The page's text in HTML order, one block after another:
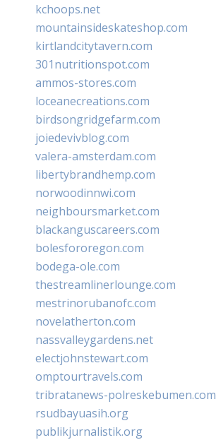
kchoops.net
mountainsideskateshop.com
kirtlandcitytavern.com
301nutritionspot.com
ammos-stores.com
loceanecreations.com
birdsongridgefarm.com
joiedevivblog.com
valera-amsterdam.com
libertybrandhemp.com
norwoodinnwi.com
neighboursmarket.com
blackanguscareers.com
bolesfororegon.com
bodega-ole.com
thestreamlinerlounge.com
mestrinorubanofc.com
novelatherton.com
nassvalleygardens.net
electjohnstewart.com
omptourtravels.com
tribratanews-polreskebumen.com
rsudbayuasih.org
publikjurnalistik.org